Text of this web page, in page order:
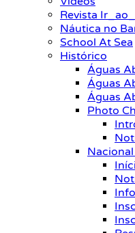
Revista
Náutica no
School At Sea
Histórico
Águas
Águas
Águas
Photo